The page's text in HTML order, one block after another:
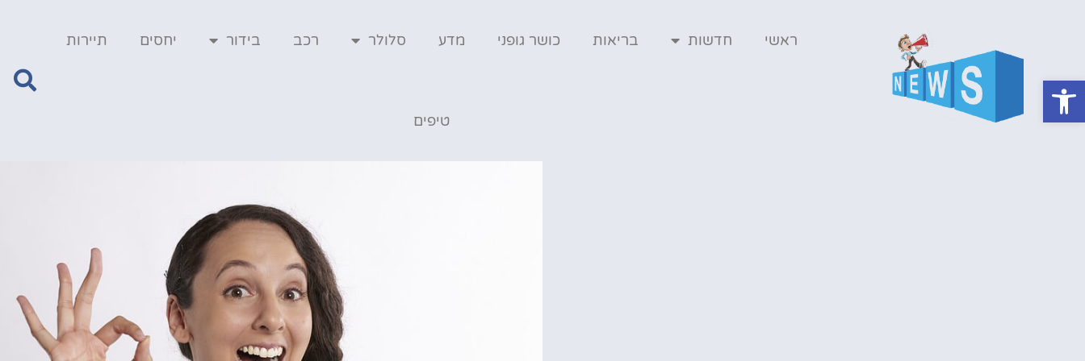
ראשי חדשות בריאות כושר גופני מדע סלולר רכב בידור יחסים תיירות
טיפים
פתח סרגל נגישות